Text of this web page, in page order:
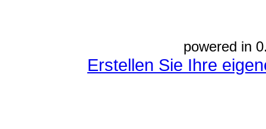
powered in
Erstellen Sie Ihre